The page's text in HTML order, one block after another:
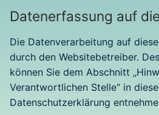
Datenerfassung auf
Die Datenverarbeitung auf
durch den Websitebetreiber.
können Sie dem Abschnitt
Verantwortlichen Stelle“ in
Datenschutzerklärung